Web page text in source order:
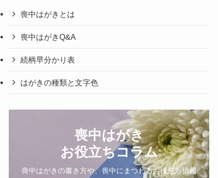
喪中はがきとは
喪中はがきQ&A
続柄早分かり表
はがきの種類と文字色
喪中はがき
お役立ちコラム
喪中はがきの書き方や、喪中にまつわるお役立ち情報